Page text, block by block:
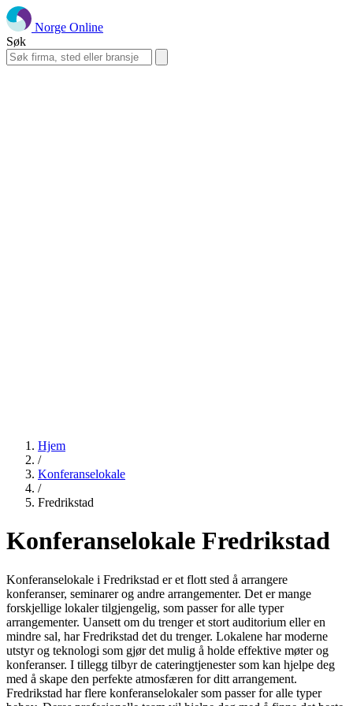
Norge Online
Søk
Hjem
/
Konferanselokale
/
Fredrikstad
Konferanselokale Fredrikstad
Konferanselokale i Fredrikstad er et flott sted å arrangere
konferanser, seminarer og andre arrangementer. Det er mange
forskjellige lokaler tilgjengelig, som passer for alle typer
arrangementer. Uansett om du trenger et stort auditorium eller en
mindre sal, har Fredrikstad det du trenger. Lokalene har moderne
utstyr og teknologi som gjør det mulig å holde effektive møter og
konferanser. I tillegg tilbyr de cateringtjenester som kan hjelpe deg
med å skape den perfekte atmosfæren for ditt arrangement.
Fredrikstad har flere konferanselokaler som passer for alle typer